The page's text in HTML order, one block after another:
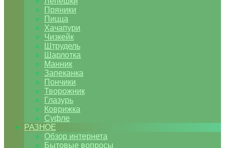
Пряники
Пицца
Хачапури
Чизкейк
Штрудель
Шарлотка
Манник
Запеканка
Пончики
Творожник
Глазурь
Коврижка
Суфле
РАЗНОЕ
Обзор интернета
Бытовые вопросы